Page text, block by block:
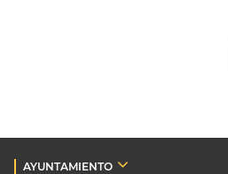
AYUNTAMIENTO